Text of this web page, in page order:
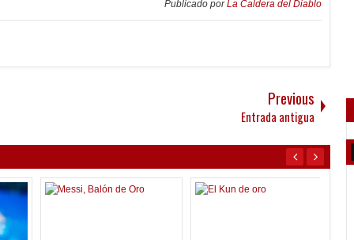
Publicado porLa Caldera del Diablo
Previous
Entrada antigua